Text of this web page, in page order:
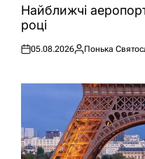
УНайближчі
році
Оприлюднено
05.08.2026
Опубліковано
Понька